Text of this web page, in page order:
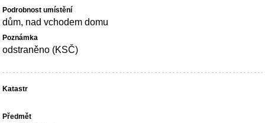
dům, nad vchodem domu
odstraněno (KSČ)